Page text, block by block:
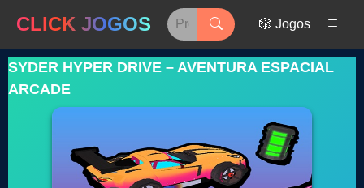
CLICK JOGOS 🎲 Jogos
SYDER HYPER DRIVE – AVENTURA ESPACIAL
ARCADE